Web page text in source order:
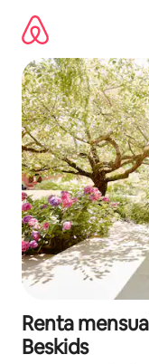
contenido
Renta
Beskids